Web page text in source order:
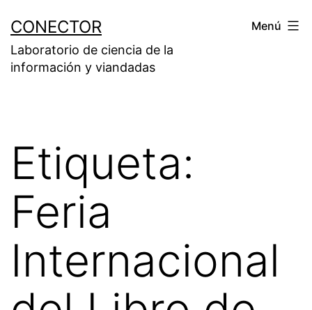
contenido
CONECTOR
Laboratorio de ciencia de la
información y viandadas
Menú
Etiqueta:
Feria
Internacional